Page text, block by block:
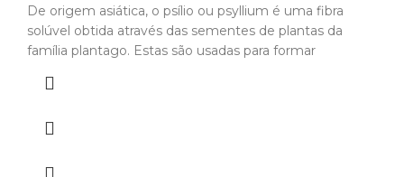
De origem asiática, o psílio ou psyllium é uma fibra
solúvel obtida através das sementes de plantas da
família plantago. Estas são usadas para formar